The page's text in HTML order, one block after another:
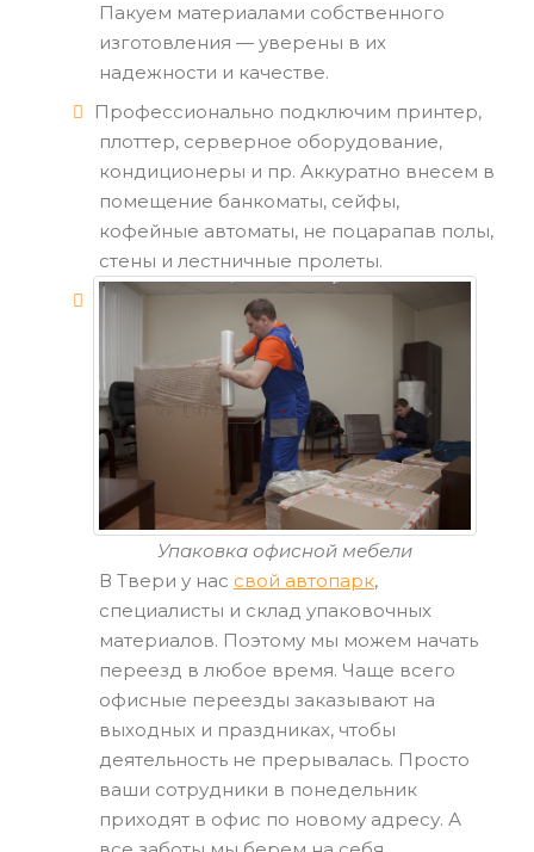
Пакуем материалами собственного
изготовления — уверены в их
надежности и качестве.
Профессионально подключим принтер,
плоттер, серверное оборудование,
кондиционеры и пр. Аккуратно внесем в
помещение банкоматы, сейфы,
кофейные автоматы, не поцарапав полы,
стены и лестничные пролеты.
Упаковка офисной мебели
В Твери у нас свой автопарк,
специалисты и склад упаковочных
материалов. Поэтому мы можем начать
переезд в любое время. Чаще всего
офисные переезды заказывают на
выходных и праздниках, чтобы
деятельность не прерывалась. Просто
ваши сотрудники в понедельник
приходят в офис по новому адресу. А